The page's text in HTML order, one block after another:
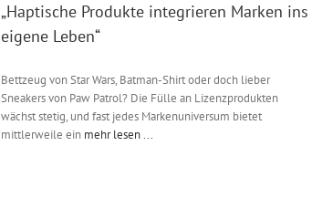
„Haptische Produkte integrieren Marken ins
eigene Leben“
Bettzeug von Star Wars, Batman-Shirt oder doch lieber
Sneakers von Paw Patrol? Die Fülle an Lizenzprodukten
wächst stetig, und fast jedes Markenuniversum bietet
mittlerweile ein mehr lesen ...